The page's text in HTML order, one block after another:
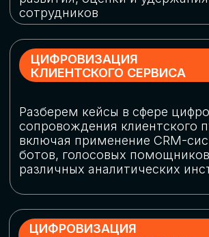
Оставьте заявку, мы направим вам
программу конференции
СКАЧАТЬ ПРОГРАММУ
СПИКЕРЫ
СТАТЬ СПИКЕРОМ
В конференции участвовали более 120 спикеров